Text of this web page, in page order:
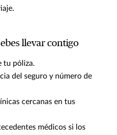
llevar contigo
tu póliza.
del seguro y número de
cercanas en tus
médicos si los